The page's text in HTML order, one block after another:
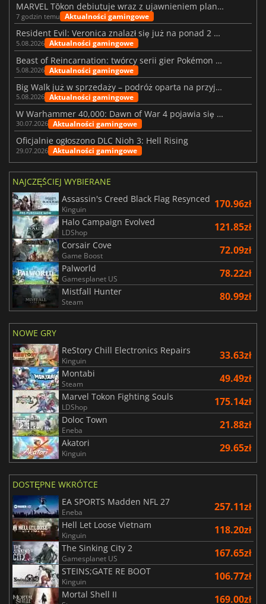
MARVEL Tōkon debiutuje wraz z ujawnieniem planu rozwoju na pierwszy rok
7 godzin temu Aktualności gamingowe
Resident Evil: Veronica znalazł się już na ponad 2 milionach list życzeń
5.08.2026 Aktualności gamingowe
Beast of Reincarnation: twórcy serii gier Pokémon wkraczają na nową ścieżkę
5.08.2026 Aktualności gamingowe
Big Walk już w sprzedaży – podróż oparta na przyjaźni
5.08.2026 Aktualności gamingowe
W Warhammer 40,000: Dawn of War 4 pojawia się frakcja Nekronów
30.07.2026 Aktualności gamingowe
Oficjalnie ogłoszono DLC Nioh 3: Hell Rising
29.07.2026 Aktualności gamingowe
NAJCZĘŚCIEJ WYBIERANE
Assassin's Creed Black Flag Resynced
Kinguin 170.96zł
Halo Campaign Evolved
LDShop 121.85zł
Corsair Cove
Game Boost 72.09zł
Palworld
Gamesplanet US 78.22zł
Mistfall Hunter
Steam 80.99zł
NOWE GRY
ReStory Chill Electronics Repairs
Kinguin 33.63zł
Montabi
Steam 49.49zł
Marvel Tokon Fighting Souls
LDShop 175.14zł
Doloc Town
Eneba 21.88zł
Akatori
Kinguin 29.65zł
DOSTĘPNE WKRÓTCE
EA SPORTS Madden NFL 27
Eneba 257.11zł
Hell Let Loose Vietnam
Kinguin 118.20zł
The Sinking City 2
Gamesplanet US 167.65zł
STEINS;GATE RE BOOT
Kinguin 106.77zł
Mortal Shell II 169.00zł